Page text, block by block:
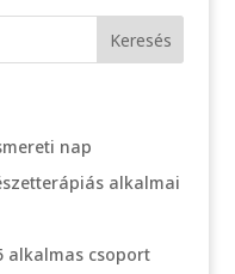
nap
alkalmai
alkalmas csoport